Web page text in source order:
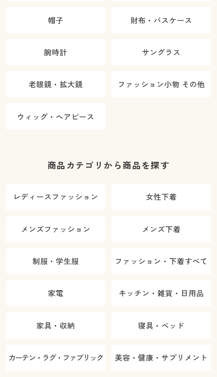
帽子 財布・パスケース
腕時計 サングラス
老眼鏡・拡大鏡 ファッション小物 その他
ウィッグ・ヘアピース
商品カテゴリから商品を探す
レディースファッション 女性下着
メンズファッション メンズ下着
制服・学生服 ファッション・下着すべて
家電 キッチン・雑貨・日用品
家具・収納 寝具・ベッド
カーテン・ラグ・ファブリック 美容・健康・サプリメント